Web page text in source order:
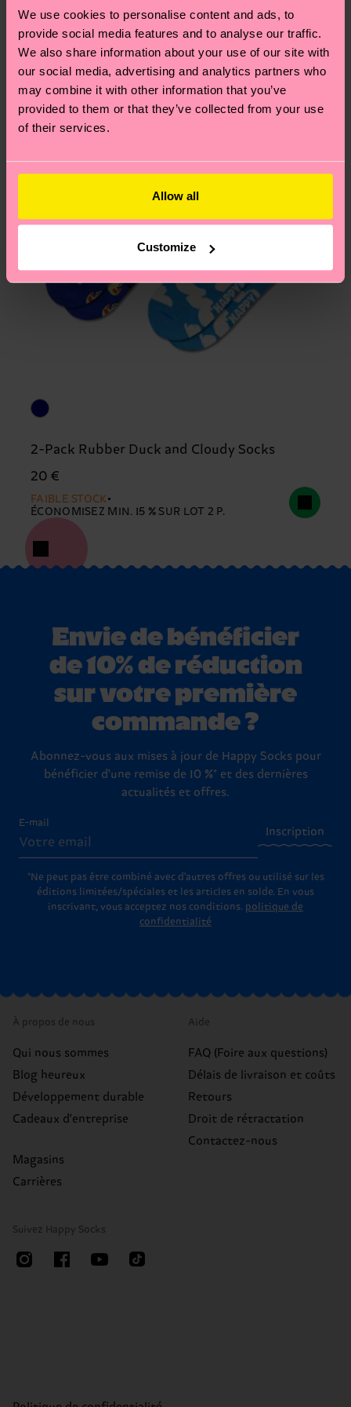
We use cookies to personalise content and ads, to
provide social media features and to analyse our traffic.
We also share information about your use of our site with
our social media, advertising and analytics partners who
may combine it with other information that you’ve
provided to them or that they’ve collected from your use
of their services.
Allow all
Customize
Vous avez des questions sur les retours ? Visitez
notre pageRetour pour trouver les réponses aux
questions les plus fréquemment posées.
2-Pack Rubber Duck and Cloudy Socks
20 €
FAIBLE STOCK
ÉCONOMISEZ MIN. 15 % SUR LOT 2 P.
Envie de bénéficier
de 10% de réduction
sur votre première
commande ?
Abonnez-vous aux mises à jour de Happy Socks pour
bénéficier d'une remise de 10 %* et des dernières
actualités et offres.
E-mail
Inscription
*Ne peut pas être combiné avec d'autres offres ou utilisé sur les
éditions limitées/spéciales et les articles en solde. En vous
inscrivant, vous acceptez nos conditions. politique de
confidentialité
À propos de nous
Qui nous sommes
Blog heureux
Développement durable
Cadeaux d'entreprise
Magasins
Carrières
Aide
FAQ (Foire aux questions)
Délais de livraison et coûts
Retours
Droit de rétractation
Contactez-nous
Suivez Happy Socks